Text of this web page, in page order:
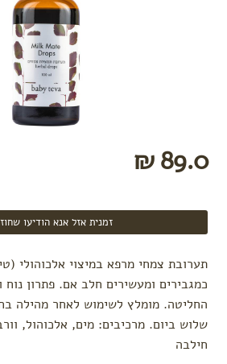
הנקה
והקלת
הלידה
אווירה
בחדר
לידה
קידום
89.0 ₪
זמנית אזל אנא הודיעו
תערובת צמחי מרפא במיצוי אלכוהולי
כמגבירים ומעשירים חלב אם. פתרון
החליטה. מומלץ לשימוש לאחר מהילה
שלוש ביום. מרכיבים: מים, אלכוהול,
חילבה